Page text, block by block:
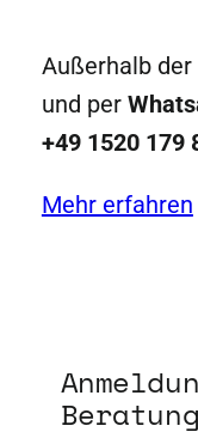
Außerhalb
und per
+49 1520 179
Mehr erfahren